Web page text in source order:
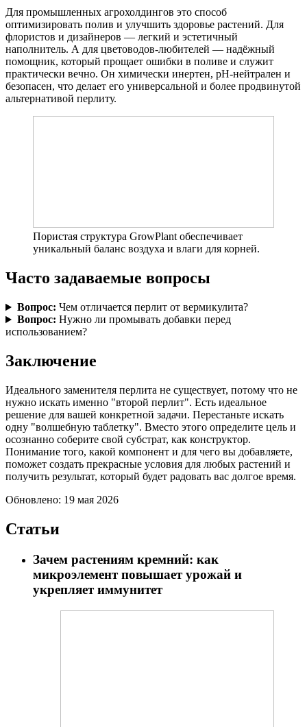
Для промышленных агрохолдингов это способ
оптимизировать полив и улучшить здоровье растений. Для
флористов и дизайнеров — легкий и эстетичный
наполнитель. А для цветоводов-любителей — надёжный
помощник, который прощает ошибки в поливе и служит
практически вечно. Он химически инертен, pH-нейтрален и
безопасен, что делает его универсальной и более продвинутой
альтернативой перлиту.
Пористая структура GrowPlant обеспечивает
уникальный баланс воздуха и влаги для корней.
Часто задаваемые вопросы
Вопрос: Чем отличается перлит от вермикулита?
Вопрос: Нужно ли промывать добавки перед
использованием?
Заключение
Идеального заменителя перлита не существует, потому что не
нужно искать именно "второй перлит". Есть идеальное
решение для вашей конкретной задачи. Перестаньте искать
одну "волшебную таблетку". Вместо этого определите цель и
осознанно соберите свой субстрат, как конструктор.
Понимание того, какой компонент и для чего вы добавляете,
поможет создать прекрасные условия для любых растений и
получить результат, который будет радовать вас долгое время.
Обновлено: 19 мая 2026
Статьи
Зачем растениям кремний: как
микроэлемент повышает урожай и
укрепляет иммунитет